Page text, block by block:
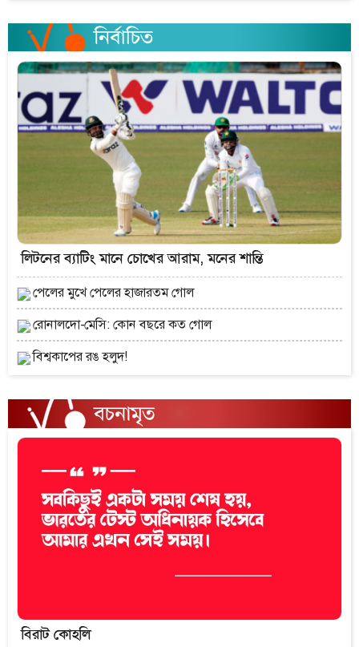
লিটনের ব্যাটিং মানে চোখের আরাম, মনের শান্তি
পেলের মুখে পেলের হাজারতম গোল
রোনালদো-মেসি: কোন বছরে কত গোল
বিশ্বকাপের রঙ হলুদ!
বিরাট কোহলি